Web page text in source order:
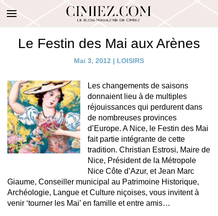
Le Festin des Mai aux Arènes
Mai 3, 2012 | LOISIRS
Les changements de saisons
donnaient lieu à de multiples
réjouissances qui perdurent dans
de nombreuses provinces
d’Europe. A Nice, le Festin des Mai
fait partie intégrante de cette
tradition. Christian Estrosi, Maire de
Nice, Président de la Métropole
Nice Côte d’Azur, et Jean Marc
Giaume, Conseiller municipal au Patrimoine Historique,
Archéologie, Langue et Culture niçoises, vous invitent à
venir ‘tourner les Mai’ en famille et entre amis…